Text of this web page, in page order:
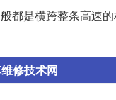
都是横跨整条高速
修技术网